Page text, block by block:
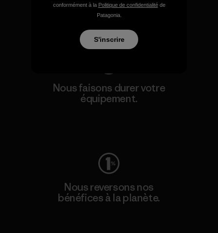
Consulter Patagonia Action Works
Nous faisons durer votre
équipement.
Nous reversons nos
bénéfices à la planète.
conformément à la Politique de confidentialitéde
Patagonia.
S'inscrire